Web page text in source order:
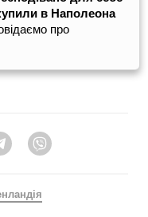
в Наполеона
про
TelegramViber